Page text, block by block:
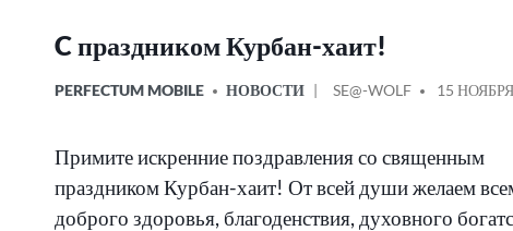
C праздником Курбан-хаит!
ОПУБЛИКОВАНО
PERFECTUM MOBILE НОВОСТИ
СООБЩЕНИЕ
SE@-WOLF 15
Примите искренние поздравления со священным
праздником Курбан-хаит! От всей души желаем
доброго здоровья, благоденствия, духовного